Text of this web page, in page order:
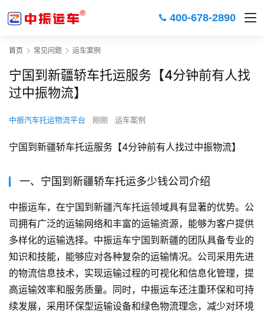
400-678-2890
首页 常见问题 运车案例
宁国到新疆轿车托运服务【4分钟前有人找
过中振物流】
中振汽车托运物流平台 刚刚 运车案例
宁国到新疆轿车托运服务【4分钟前有人找过中振物流】
一、宁国到新疆轿车托运多少钱公司介绍
中振运车，在宁国到新疆汽车托运领域具有显著的优势。公
司拥有广泛的运输网络和丰富的运输资源，能够为客户提供
多样化的运输选择。中振运车宁国到新疆的团队具备专业的
知识和技能，能够应对各种复杂的运输情况。公司采用先进
的物流信息技术，实现运输过程的可视化和信息化管理，提
高运输效率和服务质量。同时，中振运车还注重环保和可持
续发展，采用环保型运输设备和绿色物流理念，减少对环境